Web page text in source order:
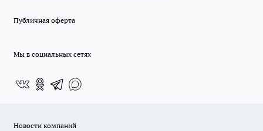
Публичная оферта
Мы в социальных сетях
Новости компаний